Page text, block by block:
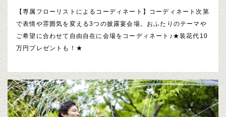
【専属フローリストによるコーディネート】コーディネート次第
で表情や雰囲気を変える3つの披露宴会場。おふたりのテーマや
ご希望に合わせて自由自在に会場をコーディネート♪★装花代10
万円プレゼントも！★